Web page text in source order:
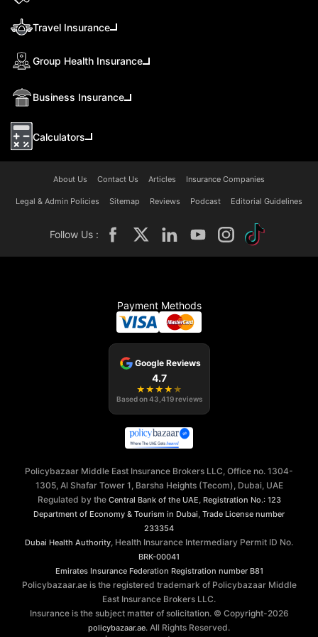
Travel Insurance
Group Health Insurance
Business Insurance
Calculators
About Us Contact Us Articles Insurance Companies
Legal & Admin Policies Sitemap Reviews Podcast Editorial Guidelines
Follow Us :
Payment Methods
Google Reviews
4.7
★ ★ ★ ★ ★
Based on43,419 reviews
Policybazaar Middle East Insurance Brokers LLC, Office no. 1304-
1305, Al Shafar Tower 1, Barsha Heights (Tecom), Dubai, UAE
Regulated by the Central Bank of the UAE Registration No.: 123
Department of Economy & Tourism in Dubai Trade License number
233354
Dubai Health Authority , Health Insurance Intermediary Permit ID No.
BRK-00041
Emirates Insurance Federation Registration number B81
Policybazaar.ae is the registered trademark of Policybazaar Middle
East Insurance Brokers LLC.
Insurance is the subject matter of solicitation. © Copyright-2026
policybazaar.ae. All Rights Reserved.